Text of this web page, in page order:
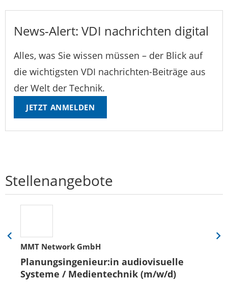
News-Alert: VDI nachrichten digital
Alles, was Sie wissen müssen – der Blick auf
die wichtigsten VDI nachrichten-Beiträge aus
der Welt der Technik.
JETZT ANMELDEN
Stellenangebote
MMT Network GmbH
Planungsingenieur:in audiovisuelle
Systeme / Medientechnik (m/w/d)
Eine
Folie
zurück
Eine